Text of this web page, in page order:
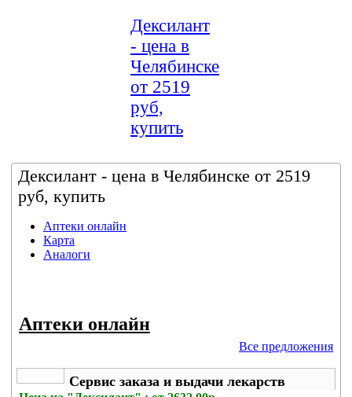
Дексилант
- цена в
Челябинске
от 2519
руб,
купить
Дексилант - цена в Челябинске от 2519
руб, купить
Аптеки онлайн
Карта
Аналоги
Аптеки онлайн
Все предложения
Сервис заказа и выдачи лекарств